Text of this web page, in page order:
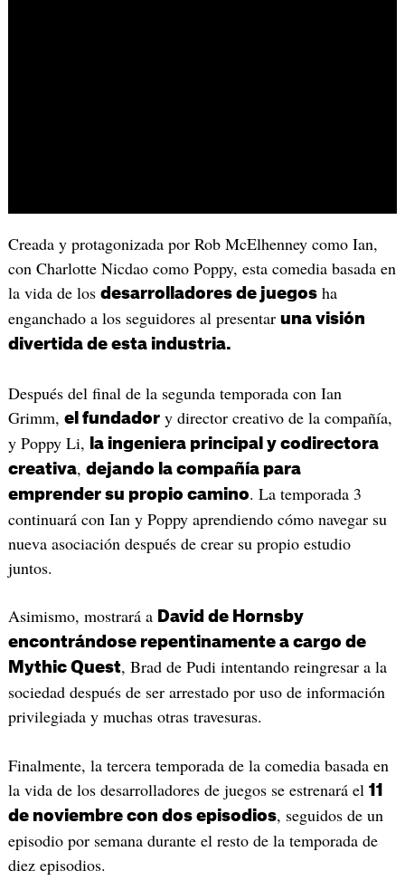
Creada y protagonizada por Rob McElhenney como Ian,
con Charlotte Nicdao como Poppy, esta comedia basada en
la vida de los desarrolladores de juegosha
enganchado a los seguidores al presentar una visión
divertida de esta industria.
Después del final de la segunda temporada con Ian
Grimm, el fundadory director creativo de la compañía,
y Poppy Li,
la ingeniera principal y codirectora
creativa, dejando la compañía para
emprender su propio camino. La temporada 3
continuará con Ian y Poppy aprendiendo cómo navegar su
nueva asociación después de crear su propio estudio
juntos.
Asimismo, mostrará a David de Hornsby
encontrándose repentinamente a cargo de
Mythic Quest, Brad de Pudi intentando reingresar a la
sociedad después de ser arrestado por uso de información
privilegiada y muchas otras travesuras.
Finalmente, la tercera temporada de la comedia basada en
la vida de los desarrolladores de juegos se estrenará el 11
de noviembre con dos episodios, seguidos de un
episodio por semana durante el resto de la temporada de
diez episodios.